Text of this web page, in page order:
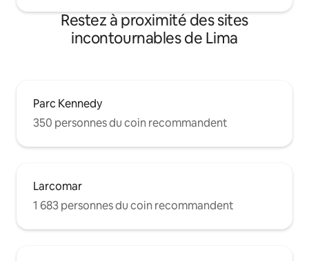
Restez à proximité des sites
incontournables de Lima
Parc Kennedy
350 personnes du coin recommandent
Larcomar
1 683 personnes du coin recommandent